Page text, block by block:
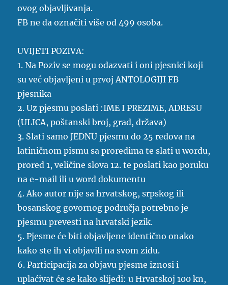
ovog objavljivanja.
FB ne da označiti više od 499 osoba.
UVIJETI POZIVA:
1. Na Poziv se mogu odazvati i oni pjesnici koji
su već objavljeni u prvoj ANTOLOGIJI FB
pjesnika
2. Uz pjesmu poslati :IME I PREZIME, ADRESU
(ULICA, poštanski broj, grad, država)
3. Slati samo JEDNU pjesmu do 25 redova na
latiničnom pismu sa proredima te slati u wordu,
prored 1, veličine slova 12. te poslati kao poruku
na e-mail ili u word dokumentu
4. Ako autor nije sa hrvatskog, srpskog ili
bosanskog govornog područja potrebno je
pjesmu prevesti na hrvatski jezik.
5. Pjesme će biti objavljene identično onako
kako ste ih vi objavili na svom zidu.
6. Participacija za objavu pjesme iznosi i
uplaćivat će se kako slijedi: u Hrvatskoj 100 kn,